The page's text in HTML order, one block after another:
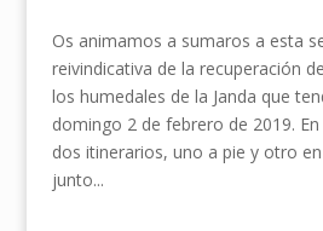
Os animamos a sumaros a esta
reivindicativa de la recuperación
los humedales de la Janda que
domingo 2 de febrero de 2019.
dos itinerarios, uno a pie y otro
junto...